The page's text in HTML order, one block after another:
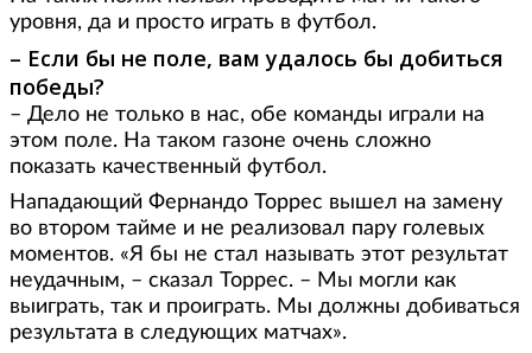
уровня, да и просто играть в футбол.
– Если бы не поле, вам удалось бы добиться
победы?
– Дело не только в нас, обе команды играли на
этом поле. На таком газоне очень сложно
показать качественный футбол.
Нападающий Фернандо Торрес вышел на замену
во втором тайме и не реализовал пару голевых
моментов. «Я бы не стал называть этот результат
неудачным, – сказал Торрес. – Мы могли как
выиграть, так и проиграть. Мы должны добиваться
результата в следующих матчах».